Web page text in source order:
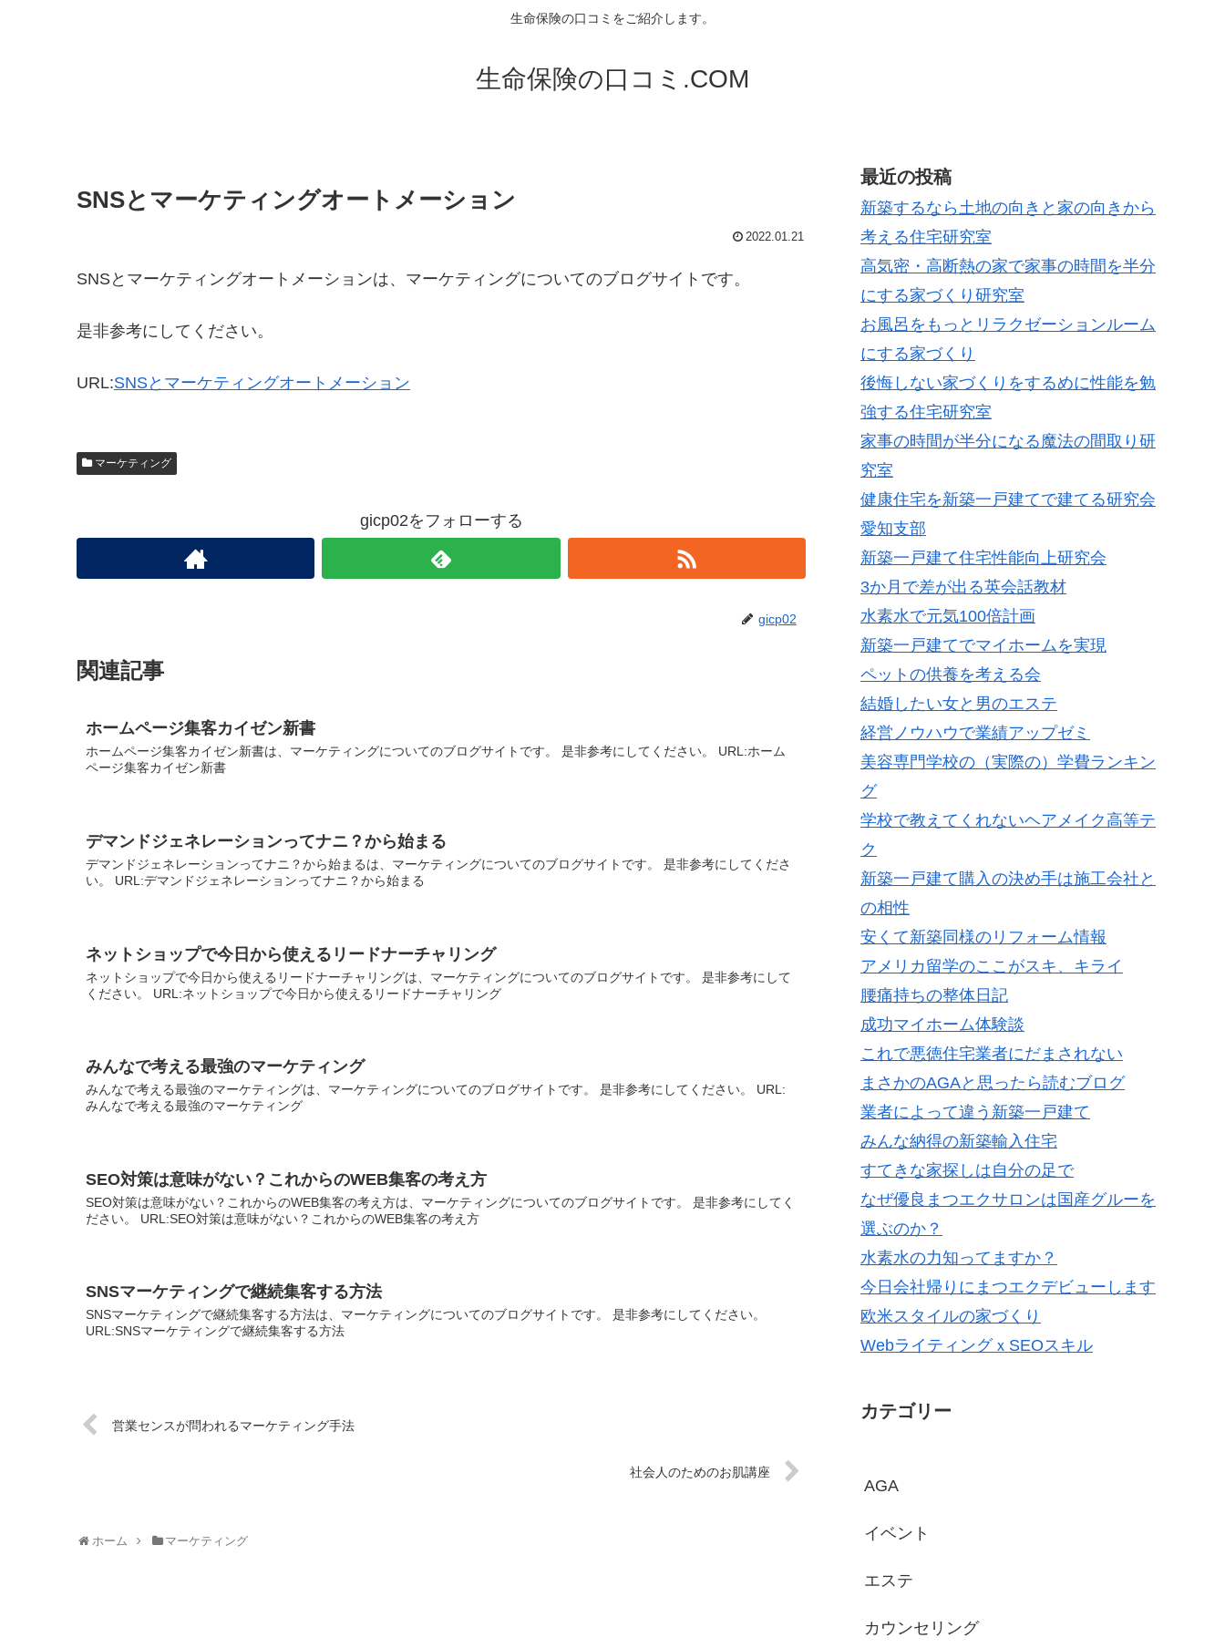
生命保険の口コミをご紹介します。
生命保険の口コミ.COM
SNSとマーケティングオートメーション
2022.01.21
SNSとマーケティングオートメーションは、マーケティングについてのブログサイトです。
是非参考にしてください。
URL:SNSとマーケティングオートメーション
マーケティング
gicp02をフォローする
gicp02
関連記事
ホームページ集客カイゼン新書
ホームページ集客カイゼン新書は、マーケティングについてのブログサイトです。 是非参考にしてください。 URL:ホーム
ページ集客カイゼン新書
デマンドジェネレーションってナニ？から始まる
デマンドジェネレーションってナニ？から始まるは、マーケティングについてのブログサイトです。 是非参考にしてくださ
い。 URL:デマンドジェネレーションってナニ？から始まる
ネットショップで今日から使えるリードナーチャリング
ネットショップで今日から使えるリードナーチャリングは、マーケティングについてのブログサイトです。 是非参考にして
ください。 URL:ネットショップで今日から使えるリードナーチャリング
みんなで考える最強のマーケティング
みんなで考える最強のマーケティングは、マーケティングについてのブログサイトです。 是非参考にしてください。 URL:
みんなで考える最強のマーケティング
SEO対策は意味がない？これからのWEB集客の考え方
SEO対策は意味がない？これからのWEB集客の考え方は、マーケティングについてのブログサイトです。 是非参考にしてく
ださい。 URL:SEO対策は意味がない？これからのWEB集客の考え方
SNSマーケティングで継続集客する方法
SNSマーケティングで継続集客する方法は、マーケティングについてのブログサイトです。 是非参考にしてください。
URL:SNSマーケティングで継続集客する方法
営業センスが問われるマーケティング手法
社会人のためのお肌講座
ホーム マーケティング
最近の投稿
新築するなら土地の向きと家の向きから
考える住宅研究室
高気密・高断熱の家で家事の時間を半分
にする家づくり研究室
お風呂をもっとリラクゼーションルーム
にする家づくり
後悔しない家づくりをするめに性能を勉
強する住宅研究室
家事の時間が半分になる魔法の間取り研
究室
健康住宅を新築一戸建てで建てる研究会
愛知支部
新築一戸建て住宅性能向上研究会
3か月で差が出る英会話教材
水素水で元気100倍計画
新築一戸建てでマイホームを実現
ペットの供養を考える会
結婚したい女と男のエステ
経営ノウハウで業績アップゼミ
美容専門学校の（実際の）学費ランキン
グ
学校で教えてくれないヘアメイク高等テ
ク
新築一戸建て購入の決め手は施工会社と
の相性
安くて新築同様のリフォーム情報
アメリカ留学のここがスキ、キライ
腰痛持ちの整体日記
成功マイホーム体験談
これで悪徳住宅業者にだまされない
まさかのAGAと思ったら読むブログ
業者によって違う新築一戸建て
みんな納得の新築輸入住宅
すてきな家探しは自分の足で
なぜ優良まつエクサロンは国産グルーを
選ぶのか？
水素水の力知ってますか？
今日会社帰りにまつエクデビューします
欧米スタイルの家づくり
WebライティングｘSEOスキル
カテゴリー
AGA
イベント
エステ
カウンセリング